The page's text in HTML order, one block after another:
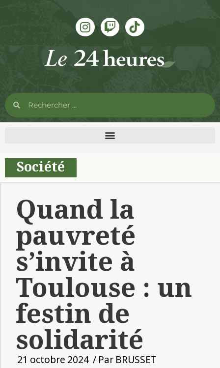
Société
Quand la
pauvreté
s’invite à
Toulouse : un
festin de
solidarité
21 octobre 2024 / Par BRUSSET